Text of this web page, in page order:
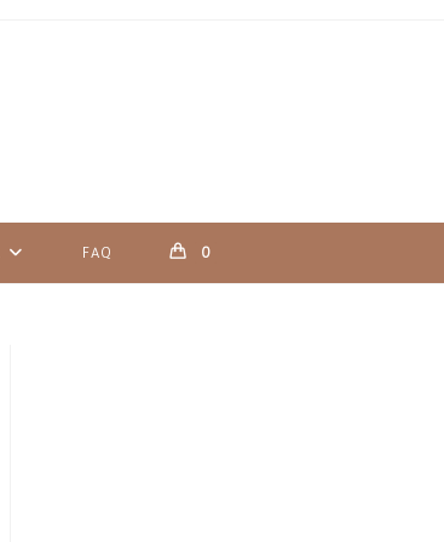
FAQ 0